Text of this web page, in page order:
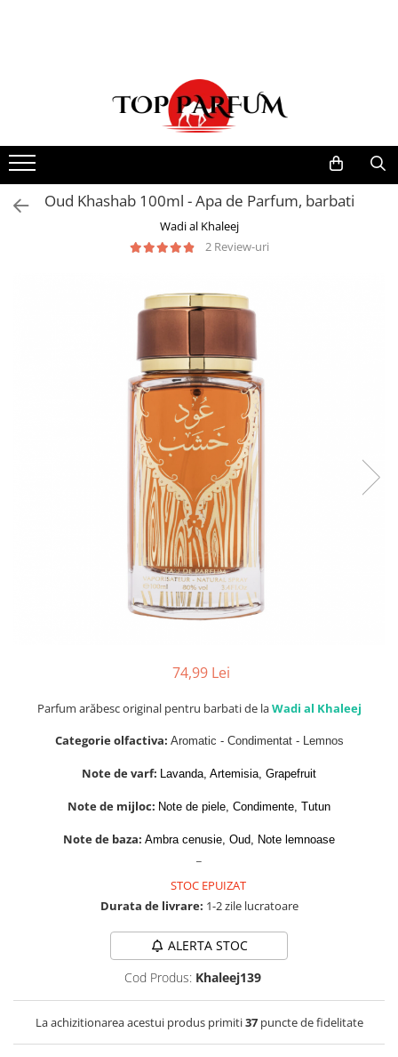
Pachete FEMEI
Pachete BARBATI
Pachete EL si EA
Parfumuri Condimentate
Parfumuri Lemnoase
Parfumuri Persistente
Parfumuri de IARNA
Idei de Cadouri
Cadouri pentru EL
Al Fakhr Perfumes
Armaf
Asdaaf
Oud Khashab 100ml - Apa de Parfum, barbati
Wadi al Khaleej
2 Review-uri
74,99 Lei
Parfum arăbesc original pentru barbati de laWadi al Khaleej
Categorie olfactiva: Aromatic - Condimentat - Lemnos
Note de varf: Lavanda, Artemisia, Grapefruit
Note de mijloc: Note de piele, Condimente, Tutun
Note de baza: Ambra cenusie, Oud, Note lemnoase
STOC EPUIZAT
Durata de livrare: 1-2 zile lucratoare
ALERTA STOC
Cod Produs: Khaleej139
La achizitionarea acestui produs primiti37puncte de fidelitate